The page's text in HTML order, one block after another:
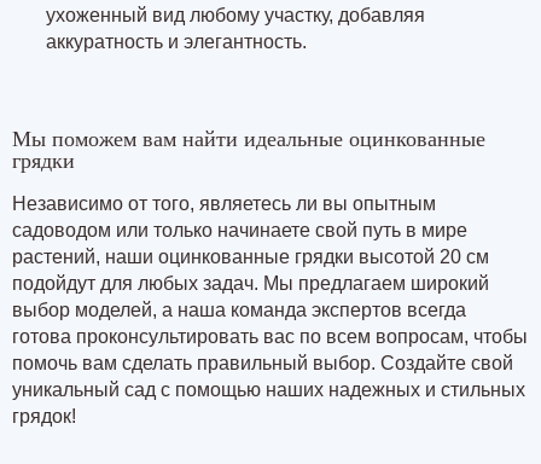
ухоженный вид любому участку, добавляя
аккуратность и элегантность.
Мы поможем вам найти идеальные оцинкованные
грядки
Независимо от того, являетесь ли вы опытным
садоводом или только начинаете свой путь в мире
растений, наши оцинкованные грядки высотой 20 см
подойдут для любых задач. Мы предлагаем широкий
выбор моделей, а наша команда экспертов всегда
готова проконсультировать вас по всем вопросам, чтобы
помочь вам сделать правильный выбор. Создайте свой
уникальный сад с помощью наших надежных и стильных
грядок!